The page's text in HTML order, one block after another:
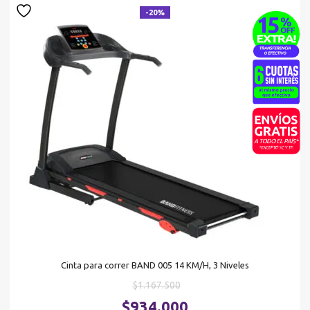
-20%
Cinta para correr BAND 005 14 KM/H, 3 Niveles
$1.167.500El
precio
$934.000